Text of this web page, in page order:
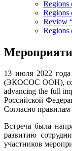
Regions
Regions
Review
Regions
13 июля 2022
(ЭКОСОС ООН),
advancing the full
Российской
Согласно
Встреча была
развитию
участников